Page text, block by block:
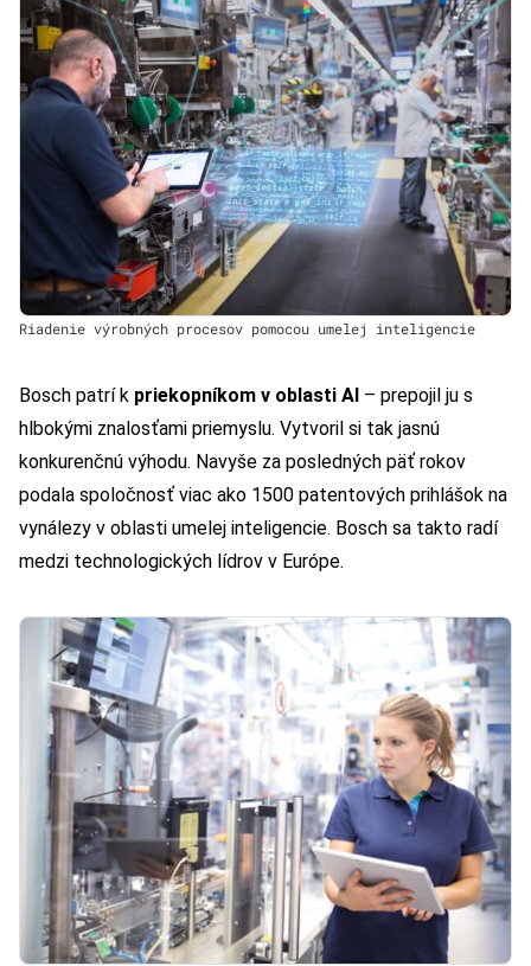
Riadenie výrobných procesov pomocou umelej inteligencie
Bosch patrí k priekopníkom v oblasti AI – prepojil ju s
hlbokými znalosťami priemyslu. Vytvoril si tak jasnú
konkurenčnú výhodu. Navyše za posledných päť rokov
podala spoločnosť viac ako 1500 patentových prihlášok na
vynálezy v oblasti umelej inteligencie. Bosch sa takto radí
medzi technologických lídrov v Európe.